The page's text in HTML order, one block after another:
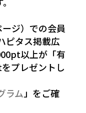
ジ）での会員
ピタス掲載広
以上が「有
プレゼントし
ラム 」をご確